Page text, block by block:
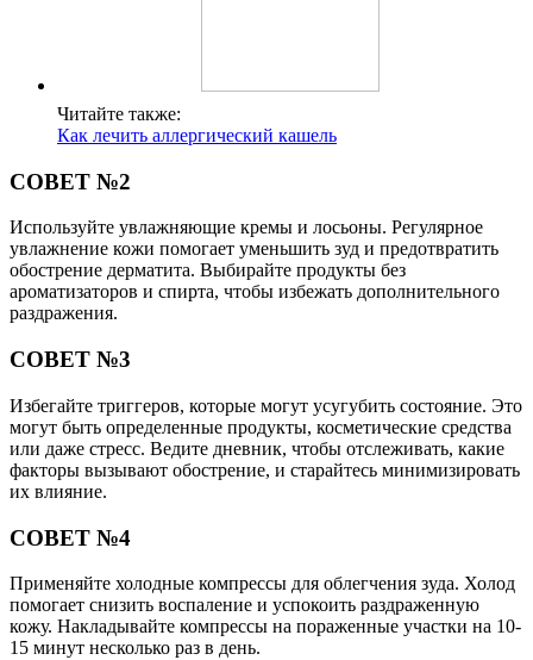
Читайте также:
Как лечить аллергический кашель
СОВЕТ №2
Используйте увлажняющие кремы и лосьоны. Регулярное
увлажнение кожи помогает уменьшить зуд и предотвратить
обострение дерматита. Выбирайте продукты без
ароматизаторов и спирта, чтобы избежать дополнительного
раздражения.
СОВЕТ №3
Избегайте триггеров, которые могут усугубить состояние. Это
могут быть определенные продукты, косметические средства
или даже стресс. Ведите дневник, чтобы отслеживать, какие
факторы вызывают обострение, и старайтесь минимизировать
их влияние.
СОВЕТ №4
Применяйте холодные компрессы для облегчения зуда. Холод
помогает снизить воспаление и успокоить раздраженную
кожу. Накладывайте компрессы на пораженные участки на 10-
15 минут несколько раз в день.